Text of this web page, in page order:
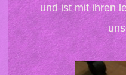
​und ist mit ihren